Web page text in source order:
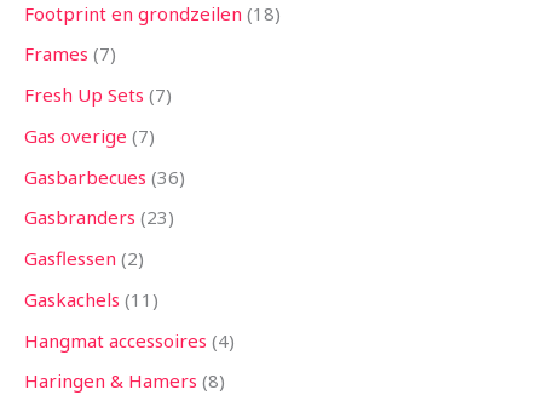
Footprint en grondzeilen 18
Frames 7
Fresh Up Sets 7
Gas overige 7
Gasbarbecues 36
Gasbranders 23
Gasflessen 2
Gaskachels 11
Hangmat accessoires 4
Haringen & Hamers 8